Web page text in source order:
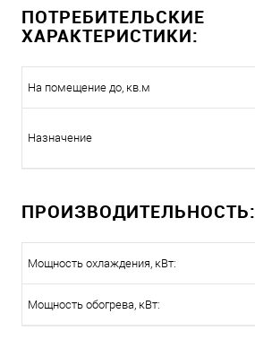
ПОТРЕБИТЕЛЬСКИЕ
ХАРАКТЕРИСТИКИ:
На помещение до, кв.м
Назначение
ПРОИЗВОДИТЕЛЬНОСТЬ:
Мощность охлаждения, кВт:
Мощность обогрева, кВт: